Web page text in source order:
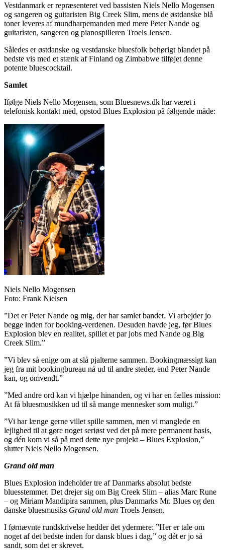
Vestdanmark er repræsenteret ved bassisten Niels Nello Mogensen
og sangeren og guitaristen Big Creek Slim, mens de østdanske blå
toner leveres af mundharpemanden med mere Peter Nande og
guitaristen, sangeren og pianospilleren Troels Jensen.
Således er østdanske og vestdanske bluesfolk behørigt blandet på
bedste vis med et stænk af Finland og Zimbabwe tilføjet denne
potente bluescocktail.
Samlet
Ifølge Niels Nello Mogensen, som Bluesnews.dk har været i
telefonisk kontakt med, opstod Blues Explosion på følgende måde:
Niels Nello Mogensen
Foto: Frank Nielsen
”Det er Peter Nande og mig, der har samlet bandet. Vi arbejder jo
begge inden for booking-verdenen. Desuden havde jeg, før Blues
Explosion blev en realitet, spillet et par jobs med Nande og Big
Creek Slim.”
”Vi blev så enige om at slå pjalterne sammen. Bookingmæssigt kan
jeg fra mit bookingbureau nå ud til andre steder, end Peter Nande
kan, og omvendt.”
”Med andre ord kan vi hjælpe hinanden, og vi har en fælles mission:
At få bluesmusikken ud til så mange mennesker som muligt.”
”Vi har længe gerne villet spille sammen, men vi manglede en
lejlighed til at gøre noget seriøst ved det på mere permanent basis,
og dén kom vi så på med dette nye projekt – Blues Explosion,”
slutter Niels Nello Mogensen.
Grand old man
Blues Explosion indeholder tre af Danmarks absolut bedste
bluesstemmer. Det drejer sig om Big Creek Slim – alias Marc Rune
– og Miriam Mandipira sammen, plus Danmarks Mr. Blues og den
danske bluesmusiks Grand old man Troels Jensen.
I førnævnte rundskrivelse hedder det ydermere: ”Her er tale om
noget af det bedste inden for dansk blues i dag,” og dét er jo så
sandt, som det er skrevet.